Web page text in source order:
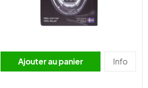
Ajouter au panier Info